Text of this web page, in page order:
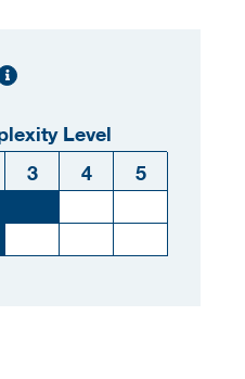
Level
3 4 5